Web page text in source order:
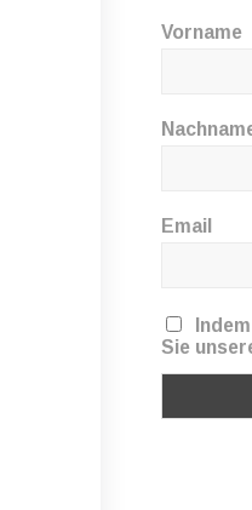
Vorname
Email
Sie